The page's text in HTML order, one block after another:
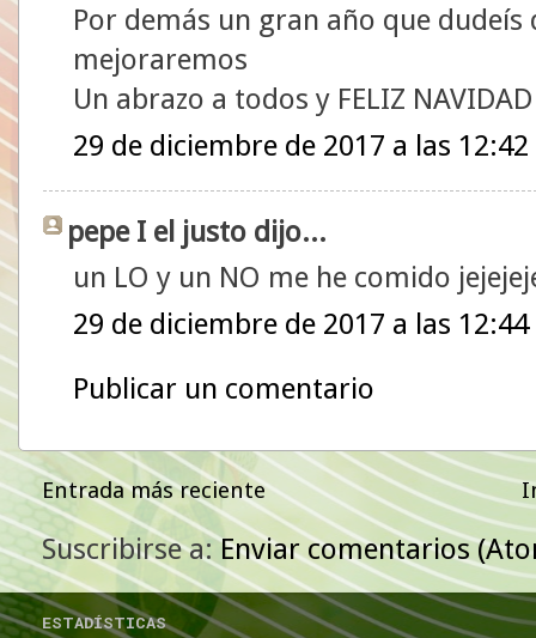
Por demás un gran año que
mejoraremos
Un abrazo a todos y FELIZ NAVIDAD
29 de diciembre de 2017 a las 12:42
pepe I el justo dijo...
un LO y un NO me he comido
29 de diciembre de 2017 a las 12:44
Publicar un comentario
Entrada más reciente
Suscribirse a:Enviar comentarios
ESTADÍSTICAS